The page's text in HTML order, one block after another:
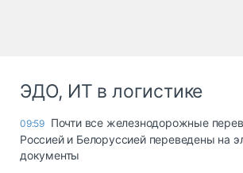
ЭДО, ИТ в логистике
09:59 Почти все железнодорожные
Россией и Белоруссией переведены на
документы